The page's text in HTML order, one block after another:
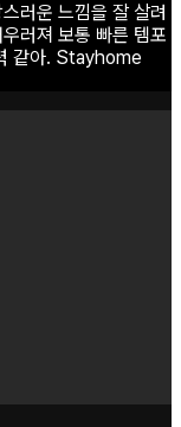
러운 느낌을 잘 살려
러져 보통 빠른 템포
같아. Stayhome